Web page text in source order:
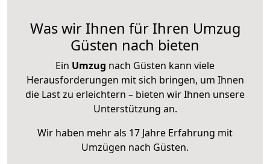
Was wir Ihnen für Ihren Umzug
Güsten nach bieten
Ein Umzug nach Güsten kann viele
Herausforderungen mit sich bringen, um Ihnen
die Last zu erleichtern – bieten wir Ihnen unsere
Unterstützung an.
Wir haben mehr als 17 Jahre Erfahrung mit
Umzügen nach Güsten.